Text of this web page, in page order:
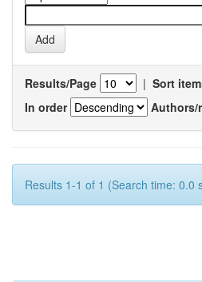
Results/Page | Sort
In order
Authors/
Results 1-1 of 1 (Search time: 0.0